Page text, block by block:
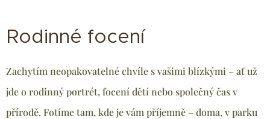
Rodinné focení
Zachytím neopakovatelné chvíle s vašimi blízkými – ať už
jde o rodinný portrét, focení dětí nebo společný čas v
přírodě. Fotíme tam, kde je vám příjemně – doma, v parku